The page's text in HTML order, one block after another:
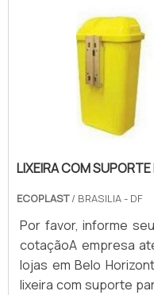
também fosfatos
desempenho
atender à crescente
de corrosão.Linha
corrosão da SNCZ e.
LIXEIRA COM SUPORTE
ECOPLAST/ BRASILIA - DF
Por favor, informe
cotaçãoA empresa
lojas em Belo
lixeira com suporte